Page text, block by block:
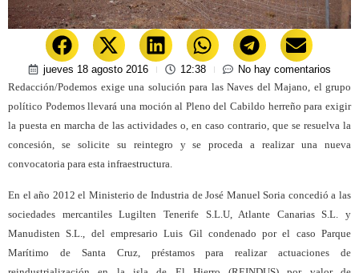
jueves 18 agosto 2016 12:38
No hay comentarios
Redacción/Podemos exige una solución para las Naves del Majano, el grupo
político Podemos llevará una moción al Pleno del Cabildo herreño para exigir
la puesta en marcha de las actividades o, en caso contrario, que se resuelva la
concesión, se solicite su reintegro y se proceda a realizar una nueva
convocatoria para esta infraestructura.
En el año 2012 el Ministerio de Industria de José Manuel Soria concedió a las
sociedades mercantiles Lugilten Tenerife S.L.U, Atlante Canarias S.L. y
Manudisten S.L., del empresario Luis Gil condenado por el caso Parque
Marítimo de Santa Cruz, préstamos para realizar actuaciones de